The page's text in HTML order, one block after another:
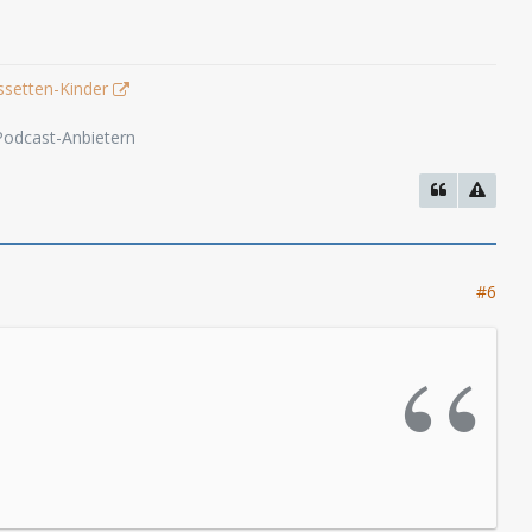
Kinder
Anbietern
#6